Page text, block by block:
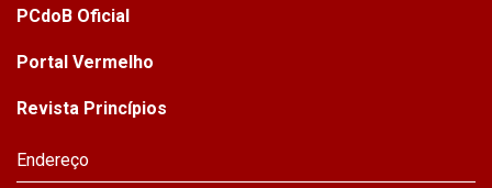
PCdoB Oficial
Portal Vermelho
Revista Princípios
Endereço